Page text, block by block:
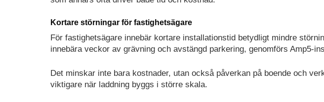
Kortare störningar för fastighetsägare
För fastighetsägare innebär kortare installationstid betydligt mindre
innebära veckor av grävning och avstängd parkering, genomförs Amp5-
Det minskar inte bara kostnader, utan också påverkan på boende och
viktigare när laddning byggs i större skala.